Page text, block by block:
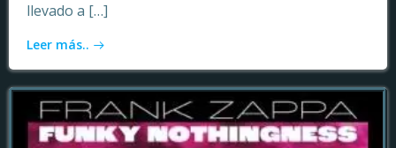
llevado a […]
Leer más..